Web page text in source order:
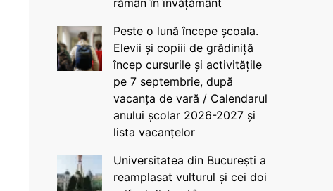
rămân în învățământ
Peste o lună începe școala.
Elevii și copiii de grădiniță
încep cursurile și activitățile
pe 7 septembrie, după
vacanța de vară / Calendarul
anului școlar 2026-2027 și
lista vacanțelor
Universitatea din București a
reamplasat vulturul și cei doi